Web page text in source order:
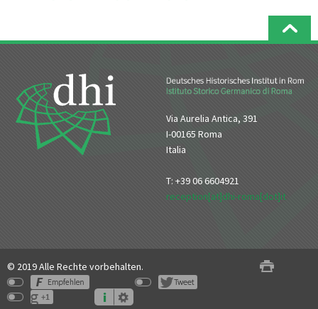
Via Aurelia Antica, 391
I-00165 Roma
Italia
T: +39 06 6604921
reception[at]dhi-roma[dot]it
© 2019 Alle Rechte vorbehalten.